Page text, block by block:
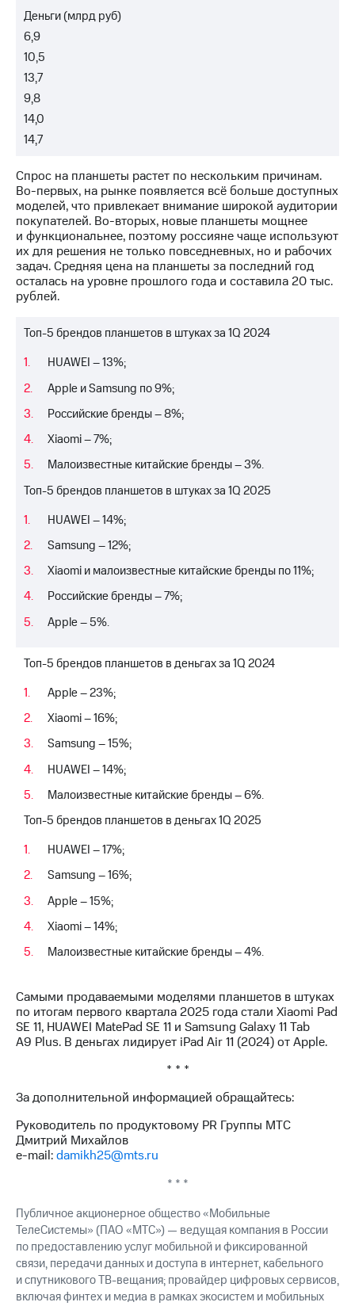
акционеров
Личный
Описание
Программа
приобретения
Порядок
выкупа
акций
Дивиденды
Описание
Еврооблигации-2023
Уведомление
о
именных
облигаций
Другое
Реквизиты
развитие
этика
На главную
Деньги (млрд руб)
6,9
10,5
13,7
9,8
14,0
14,7
Спрос на планшеты растет по нескольким причинам.
Во-первых, на рынке появляется всё больше доступных
моделей, что привлекает внимание широкой аудитории
покупателей. Во-вторых, новые планшеты мощнее
и функциональнее, поэтому россияне чаще используют
их для решения не только повседневных, но и рабочих
задач. Средняя цена на планшеты за последний год
осталась на уровне прошлого года и составила 20 тыс.
рублей.
Топ-5 брендов планшетов в штуках за 1Q 2024
HUAWEI – 13%;
Apple и Samsung по 9%;
Российские бренды – 8%;
Xiaomi – 7%;
Малоизвестные китайские бренды – 3%.
Топ-5 брендов планшетов в штуках за 1Q 2025
HUAWEI – 14%;
Samsung – 12%;
Xiaomi и малоизвестные китайские бренды по 11%;
Российские бренды – 7%;
Apple – 5%.
Топ-5 брендов планшетов в деньгах за 1Q 2024
Apple – 23%;
Xiaomi – 16%;
Samsung – 15%;
HUAWEI – 14%;
Малоизвестные китайские бренды – 6%.
Топ-5 брендов планшетов в деньгах 1Q 2025
HUAWEI – 17%;
Samsung – 16%;
Apple – 15%;
Xiaomi – 14%;
Малоизвестные китайские бренды – 4%.
Самыми продаваемыми моделями планшетов в штуках
по итогам первого квартала 2025 года стали Xiaomi Pad
SE 11, HUAWEI MatePad SE 11 и Samsung Galaxy 11 Tab
A9 Plus. В деньгах лидирует iPad Air 11 (2024) от Apple.
* * *
За дополнительной информацией обращайтесь:
Руководитель по продуктовому PR Группы МТС
Дмитрий Михайлов
e-mail:damikh25@mts.ru
* * *
Публичное акционерное общество «Мобильные
ТелеСистемы» (ПАО «МТС») — ведущая компания в России
по предоставлению услуг мобильной и фиксированной
связи, передачи данных и доступа в интернет, кабельного
и спутникового ТВ-вещания; провайдер цифровых сервисов,
включая финтех и медиа в рамках экосистем и мобильных